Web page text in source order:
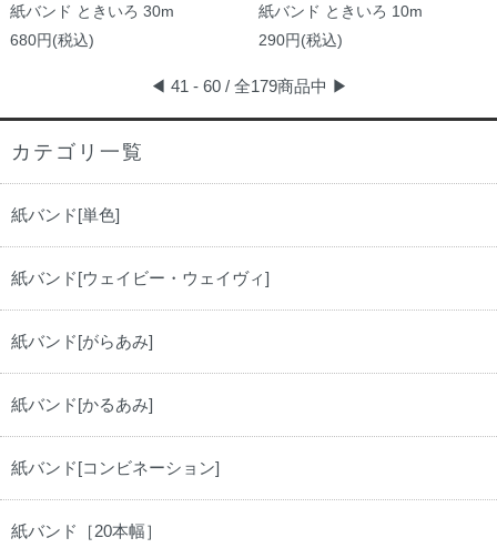
紙バンド ときいろ 30m
680円(税込)
紙バンド ときいろ 10m
290円(税込)
◀ 41 - 60 / 全179商品中 ▶
カテゴリ一覧
紙バンド[単色]
紙バンド[ウェイビー・ウェイヴィ]
紙バンド[がらあみ]
紙バンド[かるあみ]
紙バンド[コンビネーション]
紙バンド［20本幅］